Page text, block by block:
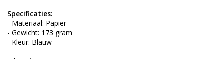
Specificaties:
- Materiaal: Papier
- Gewicht: 173 gram
- Kleur: Blauw